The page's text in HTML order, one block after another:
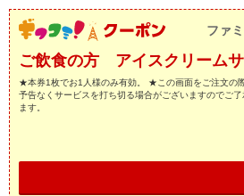
ファ
ご飲食の方 アイスクリーム
★本券1枚でお1人様のみ有効。 ★この画面をご注文の
予告なくサービスを打ち切る場合がございますのでご
ます。